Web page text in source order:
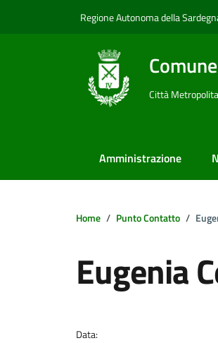
Regione Autonoma della
Città
Amministrazione
Home Punto Contatto
Eugenia
Data: